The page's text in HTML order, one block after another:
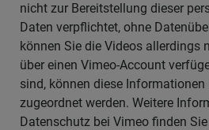
nicht zur Bereitstellung dieser
Daten verpflichtet, ohne
können Sie die Videos allerdings
über einen Vimeo-Account
sind, können diese
zugeordnet werden. Weitere
Datenschutz bei Vimeo finden